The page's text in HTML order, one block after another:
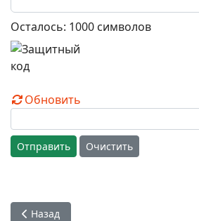
Осталось: 1000 символов
Обновить
Отправить Очистить
Предыдущий: 08. Энергии
Назад